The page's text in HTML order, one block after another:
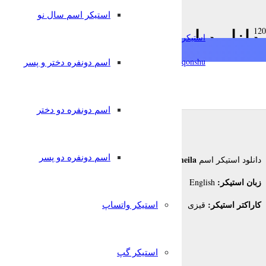
استیکرساز
qonshu@
استیکر اسم سال نو
اسم دونفره دختر و پسر
اسم دونفره دو دختر
اسم دونفره دو پسر
استیکر واتساپ
استیکر گپ
دانلود استیکر اسم Soheila به زبان English برای تلگرام
دانلود استیکر اسم Soheila
زبان استیکر:
کاراکتر استیکر: قیزی